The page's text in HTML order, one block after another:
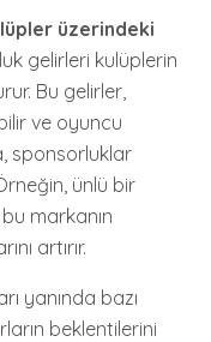
üzerindeki
gelirleri kulüplerin
Bu gelirler,
ve oyuncu
sponsorluklar
ünlü bir
markanın
artırır.
yanında bazı
beklentilerini